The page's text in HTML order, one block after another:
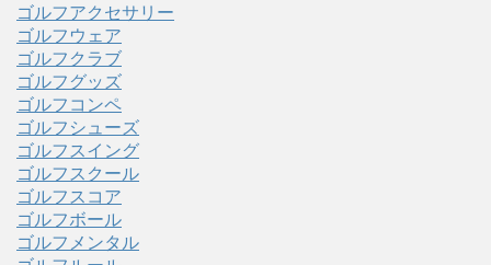
ゴルフアクセサリー
ゴルフウェア
ゴルフクラブ
ゴルフグッズ
ゴルフコンペ
ゴルフシューズ
ゴルフスイング
ゴルフスクール
ゴルフスコア
ゴルフボール
ゴルフメンタル